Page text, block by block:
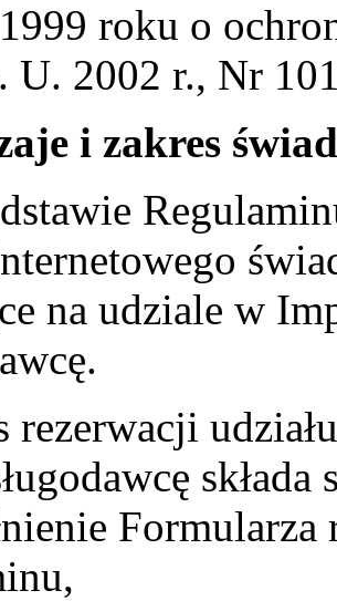
roku o
U. 2002 r., Nr
i zakres
na udziale w
rezerwacji